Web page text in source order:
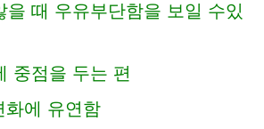
을 때 우유부단함을 보일 수있
중점을 두는 편
화에 유연함